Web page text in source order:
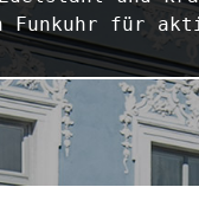
Funkuhr für